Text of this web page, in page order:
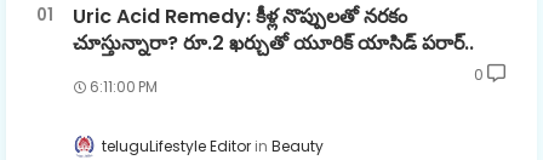
Uric Acid Remedy: కీళ్ల నొప్పులతో నరకం
చూస్తున్నారా? రూ.2 ఖర్చుతో యూరిక్ యాసిడ్ పరార్..
6:11:00 PM
0
teluguLifestyle Editor Beauty